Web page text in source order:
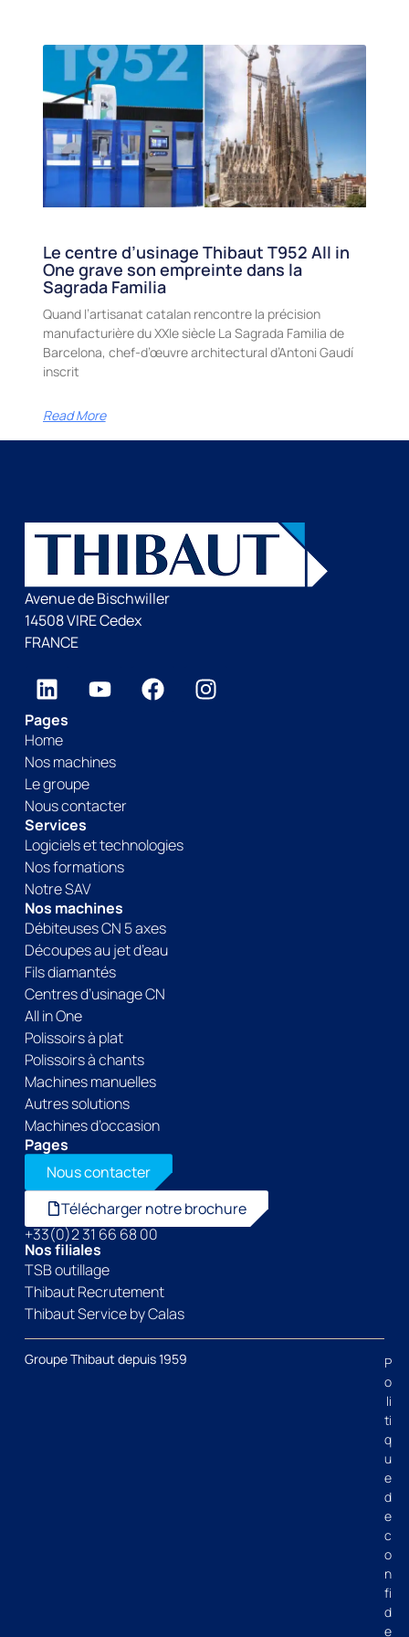
Le centre d’usinage Thibaut T952 All in
One grave son empreinte dans la
Sagrada Familia
Quand l’artisanat catalan rencontre la précision
manufacturière du XXIe siècle La Sagrada Familia de
Barcelona, chef-d’œuvre architectural d’Antoni Gaudí
inscrit
Read More
Avenue de Bischwiller
14508 VIRE Cedex
FRANCE
Pages
Home
Nos machines
Le groupe
Nous contacter
Services
Logiciels et technologies
Nos formations
Notre SAV
Nos machines
Débiteuses CN 5 axes
Découpes au jet d’eau
Fils diamantés
Centres d’usinage CN
All in One
Polissoirs à plat
Polissoirs à chants
Machines manuelles
Autres solutions
Machines d’occasion
Pages
Nous contacter
Télécharger notre brochure
+33(0)2 31 66 68 00
Nos filiales
TSB outillage
Thibaut Recrutement
Thibaut Service by Calas
Groupe Thibaut depuis 1959
P
o
li
ti
q
u
e
d
e
c
o
n
fi
d
e